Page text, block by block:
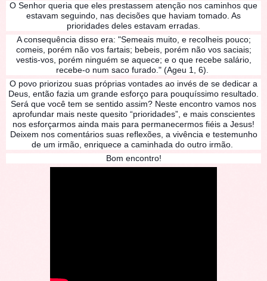
O Senhor queria que eles prestassem atenção nos caminhos que
estavam seguindo, nas decisões que haviam tomado. As
prioridades deles estavam erradas.
A consequência disso era: "Semeais muito, e recolheis pouco;
comeis, porém não vos fartais; bebeis, porém não vos saciais;
vestis-vos, porém ninguém se aquece; e o que recebe salário,
recebe-o num saco furado." (Ageu 1, 6).
O povo priorizou suas próprias vontades ao invés de se dedicar a
Deus, então fazia um grande esforço para pouquíssimo resultado.
Será que você tem se sentido assim? Neste encontro vamos nos
aprofundar mais neste quesito “prioridades”, e mais conscientes
nos esforçarmos ainda mais para permanecermos fiéis a Jesus!
Deixem nos comentários suas reflexões, a vivência e testemunho
de um irmão, enriquece a caminhada do outro irmão.
Bom encontro!